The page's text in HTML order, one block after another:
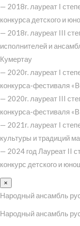
— 2018г. лауреат I
конкурса детского и
— 2018г. лауреат III
исполнителей и
Кумертау
— 2020г. лауреат I
конкурса-фестиваля
— 2020г. лауреат III
конкурса-фестиваля
— 2021г. лауреат I
культуры и традиций
— 2024 год Лауреат II
конкурс детского и
×
Народный ансамбль
Народный ансамбль